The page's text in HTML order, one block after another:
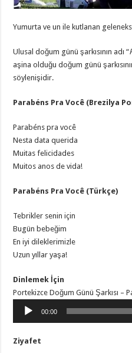
Yumurta ve un ile kutlanan
Ulusal doğum günü şarkısının adı “
aşina olduğu doğum günü
söylenişidir.
Parabéns Pra Você (Brezilya
Parabéns pra você
Nesta data querida
Muitas felicidades
Muitos anos de vida!
Parabéns Pra Você (Türkçe)
Tebrikler senin için
Bugün bebeğim
En iyi dileklerimizle
Uzun yıllar yaşa!
Dinlemek İçin
Portekizce Doğum Günü Şarkısı –
oynatıcı
00:00
Ziyafet